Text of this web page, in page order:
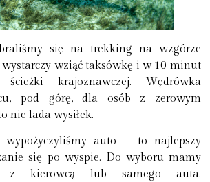
się na trekking na wzgórze
wziąć taksówkę i w 10 minut
krajoznawczej. Wędrówka
pod górę, dla osób z zerowym
nie lada wysiłek.
wypożyczyliśmy auto – to najlepszy
się po wyspie. Do wyboru mamy
z kierowcą lub samego auta.